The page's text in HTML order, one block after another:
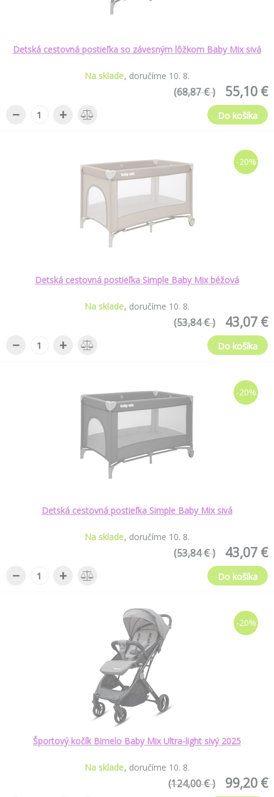
Detská cestovná postieľka so závesným lôžkom Baby Mix sivá
Na sklade doručíme 10. 8.
55,10 €
(68,87 € )
− + Do košíka
-20%
Detská cestovná postieľka Simple Baby Mix béžová
Na sklade doručíme 10. 8.
43,07 €
(53,84 € )
− + Do košíka
-20%
Detská cestovná postieľka Simple Baby Mix sivá
Na sklade doručíme 10. 8.
43,07 €
(53,84 € )
− + Do košíka
-20%
Športový kočík Bimelo Baby Mix Ultra-light sivý 2025
Na sklade doručíme 10. 8.
99,20 €
(124,00 € )